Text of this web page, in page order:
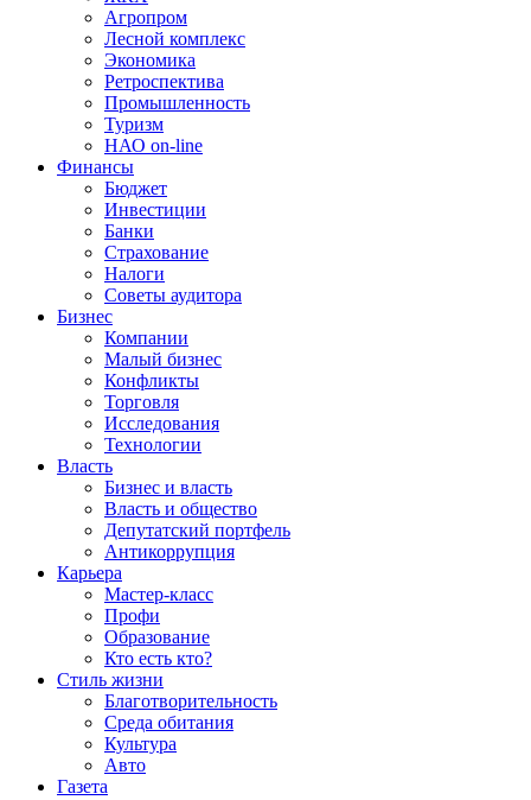
Агропром
Лесной комплекс
Экономика
Ретроспектива
Промышленность
Туризм
НАО on-line
Финансы
Бюджет
Инвестиции
Банки
Страхование
Налоги
Советы аудитора
Бизнес
Компании
Малый бизнес
Конфликты
Торговля
Исследования
Технологии
Власть
Бизнес и власть
Власть и общество
Депутатский портфель
Антикоррупция
Карьера
Мастер-класс
Профи
Образование
Кто есть кто?
Стиль жизни
Благотворительность
Среда обитания
Культура
Авто
Газета